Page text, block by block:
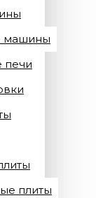
машины
печи
плиты